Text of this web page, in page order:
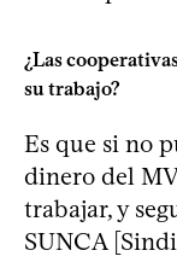
¿Las
su trabajo?
Es que si no
dinero del
trabajar, y
SUNCA